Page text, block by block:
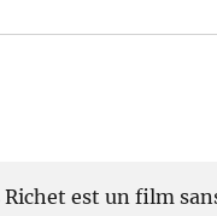
est un film